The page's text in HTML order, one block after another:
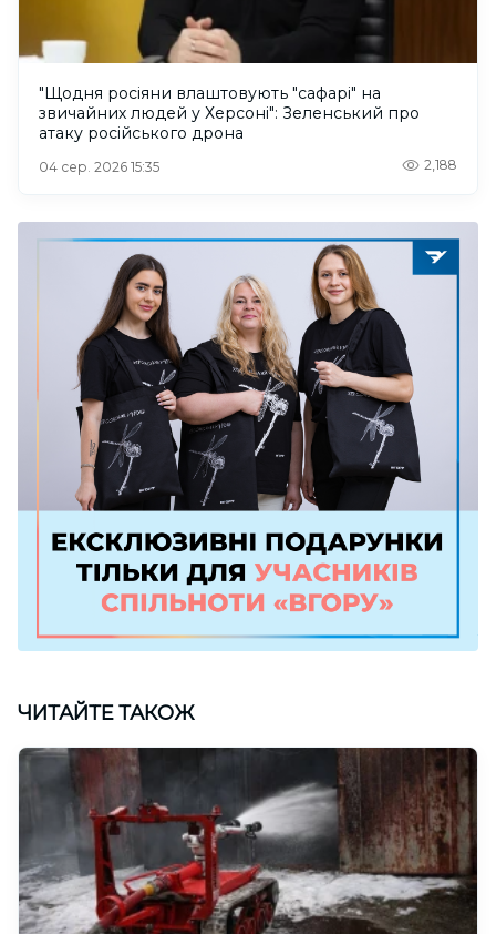
"Щодня росіяни влаштовують "сафарі" на
звичайних людей у Херсоні": Зеленський про
атаку російського дрона
04 сер. 2026 15:35 2,188
ЧИТАЙТЕ ТАКОЖ